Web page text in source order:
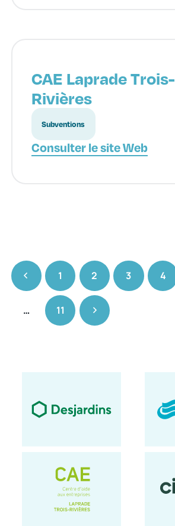
CAE Laprade Trois-
Rivières
Subventions
Consulter le site Web
1 2 3 4
… 11